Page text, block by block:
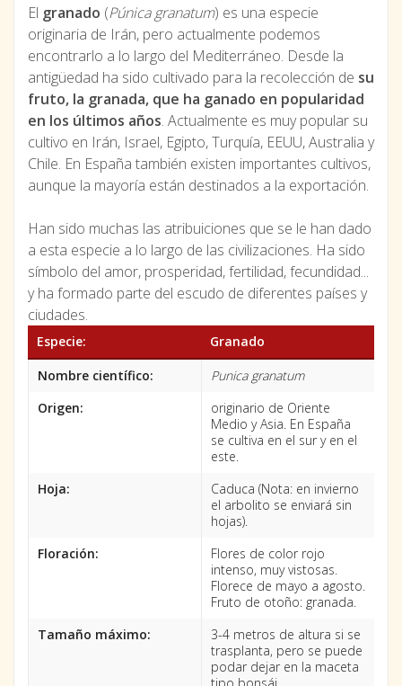
El granado (Púnica granatum) es una especie
originaria de Irán, pero actualmente podemos
encontrarlo a lo largo del Mediterráneo. Desde la
antigüedad ha sido cultivado para la recolección de su
fruto, la granada, que ha ganado en popularidad
en los últimos años. Actualmente es muy popular su
cultivo en Irán, Israel, Egipto, Turquía, EEUU, Australia y
Chile. En España también existen importantes cultivos,
aunque la mayoría están destinados a la exportación.
Han sido muchas las atribuiciones que se le han dado
a esta especie a lo largo de las civilizaciones. Ha sido
símbolo del amor, prosperidad, fertilidad, fecundidad...
y ha formado parte del escudo de diferentes países y
ciudades.
Especie:
Granado
Nombre científico:
Punica granatum
Origen:
originario de Oriente
Medio y Asia. En España
se cultiva en el sur y en el
este.
Hoja:
Caduca (Nota: en invierno
el arbolito se enviará sin
hojas).
Floración:
Flores de color rojo
intenso, muy vistosas.
Florece de mayo a agosto.
Fruto de otoño: granada.
Tamaño máximo:
3-4 metros de altura si se
trasplanta, pero se puede
podar dejar en la maceta